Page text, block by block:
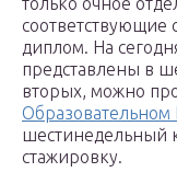
диплом. На
представлены в
вторых, можно
Образовательном
шестинедельный
стажировку.